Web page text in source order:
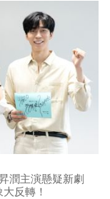
潤主演懸疑新劇
反轉！